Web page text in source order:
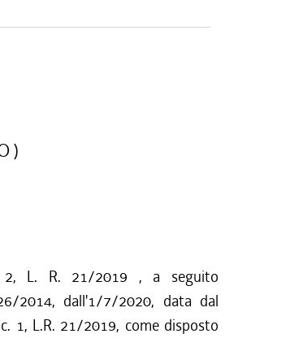
)
2, L. R. 21/2019 , a seguito
2014, dall'1/7/2020, data dal
1, L.R. 21/2019, come disposto